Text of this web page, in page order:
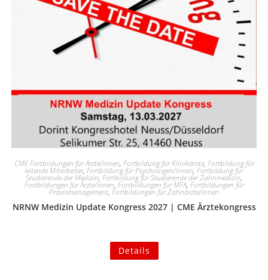
CME Fortbildungen für Ärzte/innen, Fortbildung für Klinikärzte, Fortbildung für
leitende Mitarbeiter, Fortbildung für Psychologen/innen, Fortbildung für
Studierende der Medizin, Fortbildung für Studierende der Zahnmedizin,
Fortbildungen für Ärzte/innen, Fortbildungen für MFA, Fortbildungen für
Praxismanagement, Fortbildungen für Zahnärzte/innen
NRNW Medizin Update Kongress 2027 | CME Ärztekongress
Details